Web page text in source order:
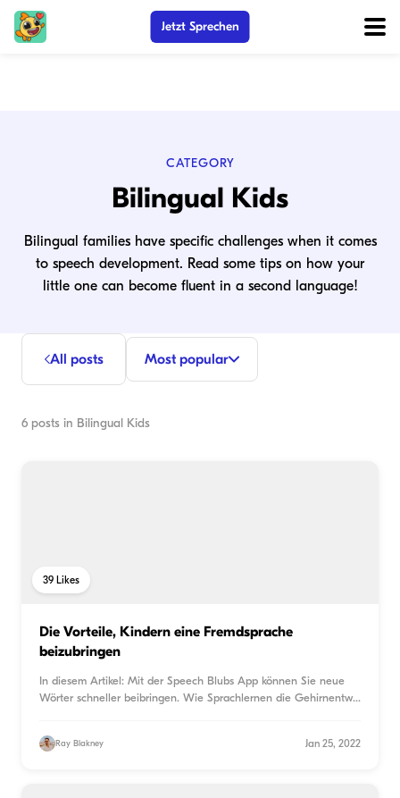
Jetzt Sprechen
CATEGORY
Bilingual Kids
Bilingual families have specific challenges when it comes
to speech development. Read some tips on how your
little one can become fluent in a second language!
All posts Most popular
6 posts in Bilingual Kids
39 Likes
Die Vorteile, Kindern eine Fremdsprache
beizubringen
In diesem Artikel: Mit der Speech Blubs App können Sie neue
Wörter schneller beibringen. Wie Sprachlernen die Gehirnentw...
Ray Blakney Jan 25, 2022